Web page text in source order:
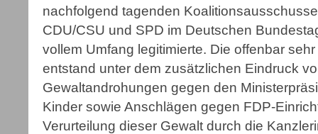
nachfolgend tagenden
CDU/CSU und SPD im Deutschen
vollem Umfang legitimierte. Die offenbar
entstand unter dem zusätzlichen Eindruck
Gewaltandrohungen gegen den
Kinder sowie Anschlägen gegen FDP-
Verurteilung dieser Gewalt durch die